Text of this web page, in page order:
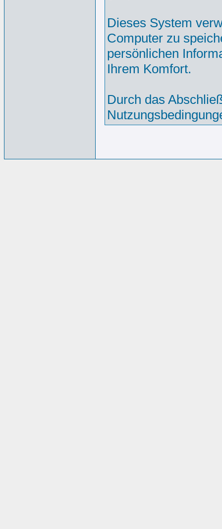
Dieses System
Computer zu
persönlichen
Ihrem Komfort.
Durch das